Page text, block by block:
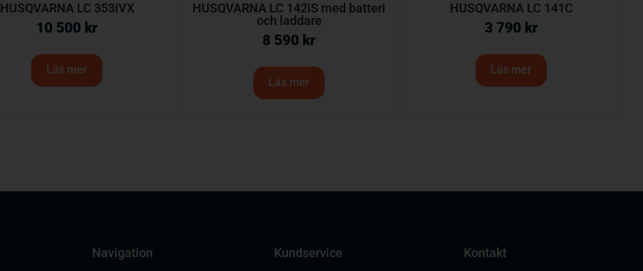
HUSQVARNA LC 353iVX
10 500 kr
Läs mer
HUSQVARNA LC 142iS med batteri
och laddare
8 590 kr
Läs mer
HUSQVARNA LC 141C
3 790 kr
Läs mer
Navigation Kundservice Kontakt